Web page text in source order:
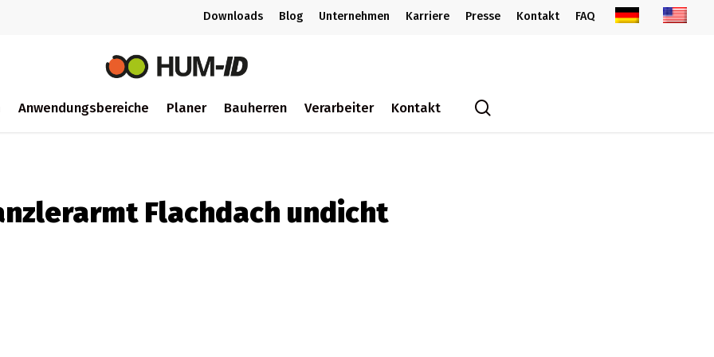
Downloads Blog Unternehmen Karriere Presse Kontakt FAQ
Anwendungsbereiche Planer Bauherren Verarbeiter Kontakt
Flachdach undicht